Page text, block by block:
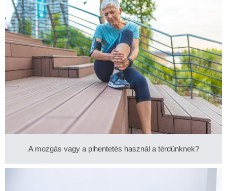
A mozgás vagy a pihentetés használ a térdünknek?